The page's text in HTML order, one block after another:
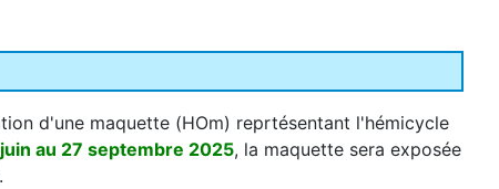
d'une maquette (HOm) reprtésentant l'hémicycle
au 27 septembre 2025, la maquette sera exposée